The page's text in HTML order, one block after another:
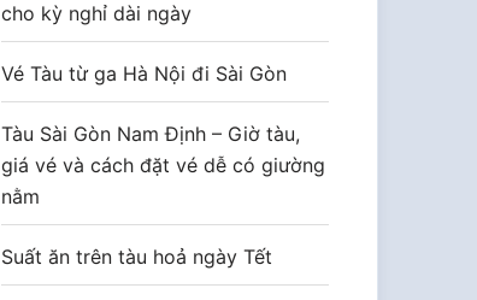
cho kỳ nghỉ dài ngày
Vé Tàu từ ga Hà Nội đi Sài Gòn
Tàu Sài Gòn Nam Định – Giờ tàu,
giá vé và cách đặt vé dễ có giường
nằm
Suất ăn trên tàu hoả ngày Tết